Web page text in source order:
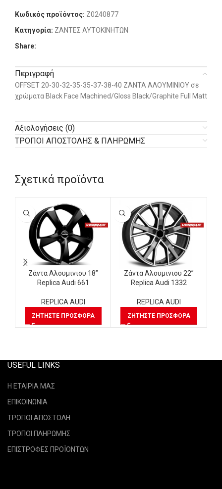
Κωδικός προϊόντος: Z0240877
Κατηγορία: ΖΑΝΤΕΣ ΑΥΤΟΚΙΝΗΤΩΝ
Share:
Περιγραφή
OFFSET 20-30-32-35-35-37-38-40 ΖΑΝΤΑ ΑΛΟΥΜΙΝΙΟΥ σε
χρώματα Black Face Machined/Gloss Black/Graphite Full Matt
Αξιολογήσεις (0)
ΤΡΟΠΟΙ ΑΠΟΣΤΟΛΗΣ & ΠΛΗΡΩΜΗΣ
Σχετικά προϊόντα
Ζάντα Αλουμινιου 18”
Replica Audi 661
REPLICA AUDI
ΖΗΤΉΣΤΕ ΠΡΟΣΦΟΡΆ
Ζάντα Αλουμινιου 22”
Replica Audi 1332
REPLICA AUDI
ΖΗΤΉΣΤΕ ΠΡΟΣΦΟΡΆ
USEFUL LINKS
Η ΕΤΑΙΡΙΑ ΜΑΣ
ΕΠΙΚΟΙΝΩΝΙΑ
ΤΡΟΠΟΙ ΑΠΟΣΤΟΛΗ
ΤΡΟΠΟΙ ΠΛΗΡΩΜΗΣ
ΕΠΙΣΤΡΟΦΕΣ ΠΡΟΪΟΝΤΩΝ